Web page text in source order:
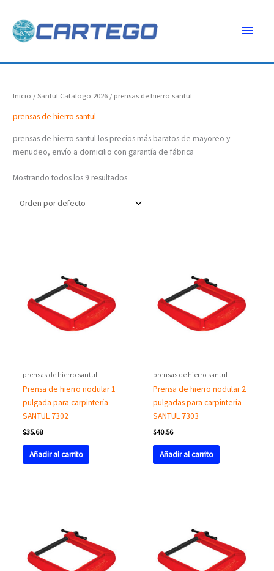
contenido
Inicio /Santul Catalogo 2026 / prensas de hierro santul
prensas de hierro santul
prensas de hierro santul los precios más baratos de mayoreo y
menudeo, envío a domicilio con garantía de fábrica
Mostrando todos los 9 resultados
prensas de hierro santul
Prensa de hierro nodular 1
pulgada para carpintería
SANTUL 7302
$35.68
Añadir al carrito
prensas de hierro santul
Prensa de hierro nodular 2
pulgadas para carpintería
SANTUL 7303
$40.56
Añadir al carrito